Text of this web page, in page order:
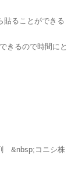
貼ることができる
きるので時間にと
&nbsp;コニシ株